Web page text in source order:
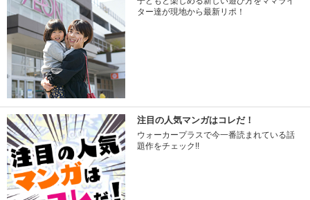
ター達が現地から最新リポ！
注目の人気マンガはコレだ！
ウォーカープラスで今一番読まれている話
題作をチェック!!